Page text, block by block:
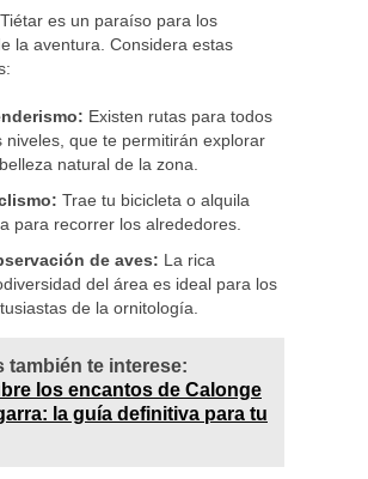
es un paraíso para los
la aventura. Considera estas
Existen rutas para todos
niveles, que te permitirán explorar
natural de la zona.
Trae tu bicicleta o alquila
para recorrer los alrededores.
de aves: La rica
del área es ideal para los
de la ornitología.
también te interese:
los encantos de Calonge
la guía definitiva para tu